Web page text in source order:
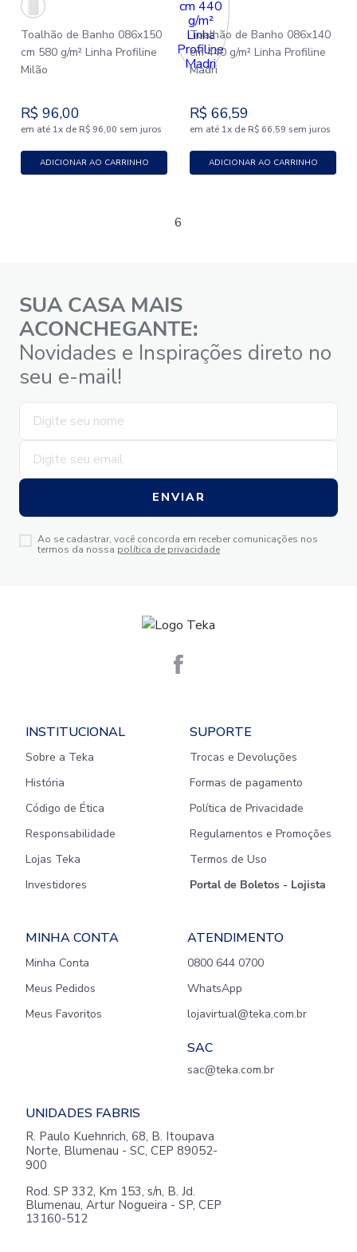
Toalhão de Banho 086x150
cm 580 g/m² Linha Profiline
Milão
R$ 96,00
em até 1x de R$ 96,00 sem juros
ADICIONAR AO CARRINHO
Toalhão de Banho 086x140
cm 440 g/m² Linha Profiline
Madri
R$ 66,59
em até 1x de R$ 66,59 sem juros
ADICIONAR AO CARRINHO
6
SUA CASA MAIS
ACONCHEGANTE:
Novidades e Inspirações direto no
seu e-mail!
ENVIAR
Ao se cadastrar, você concorda em receber comunicações nos
termos da nossa política de privacidade
INSTITUCIONAL
Sobre a Teka
História
Código de Ética
Responsabilidade
Lojas Teka
Investidores
SUPORTE
Trocas e Devoluções
Formas de pagamento
Política de Privacidade
Regulamentos e Promoções
Termos de Uso
Portal de Boletos - Lojista
MINHA CONTA
Minha Conta
Meus Pedidos
Meus Favoritos
ATENDIMENTO
0800 644 0700
WhatsApp
lojavirtual@teka.com.br
SAC
sac@teka.com.br
UNIDADES FABRIS
R. Paulo Kuehnrich, 68, B. Itoupava
Norte, Blumenau - SC, CEP 89052-
900
Rod. SP 332, Km 153, s/n, B. Jd.
Blumenau, Artur Nogueira - SP, CEP
13160-512